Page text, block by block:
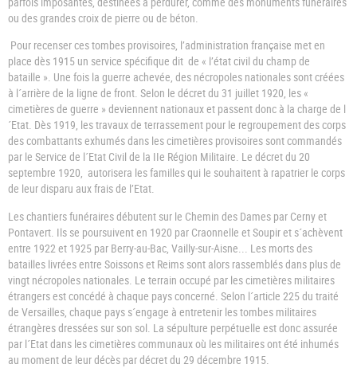
ou des grandes croix de pierre ou de béton.
Pour recenser ces tombes provisoires, l’administration française met en
place dès 1915 un service spécifique dit de « l’état civil du champ de
bataille ». Une fois la guerre achevée, des nécropoles nationales sont créées
à l´arrière de la ligne de front. Selon le décret du 31 juillet 1920, les «
cimetières de guerre » deviennent nationaux et passent donc à la charge de l
´Etat. Dès 1919, les travaux de terrassement pour le regroupement des corps
des combattants exhumés dans les cimetières provisoires sont commandés
par le Service de l´Etat Civil de la IIe Région Militaire. Le décret du 20
septembre 1920, autorisera les familles qui le souhaitent à rapatrier le corps
de leur disparu aux frais de l’Etat.
Les chantiers funéraires débutent sur le Chemin des Dames par Cerny et
Pontavert. Ils se poursuivent en 1920 par Craonnelle et Soupir et s´achèvent
entre 1922 et 1925 par Berry-au-Bac, Vailly-sur-Aisne... Les morts des
batailles livrées entre Soissons et Reims sont alors rassemblés dans plus de
vingt nécropoles nationales. Le terrain occupé par les cimetières militaires
étrangers est concédé à chaque pays concerné. Selon l´article 225 du traité
de Versailles, chaque pays s´engage à entretenir les tombes militaires
étrangères dressées sur son sol. La sépulture perpétuelle est donc assurée
par l´Etat dans les cimetières communaux où les militaires ont été inhumés
au moment de leur décès par décret du 29 décembre 1915.